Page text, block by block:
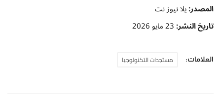
المصدر:يلا نيوز نت
تاريخ النشر:
العلامات: مستجدات التكنولوجيا